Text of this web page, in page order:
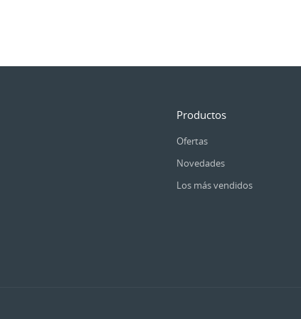
Productos
Ofertas
Novedades
Los más vendidos